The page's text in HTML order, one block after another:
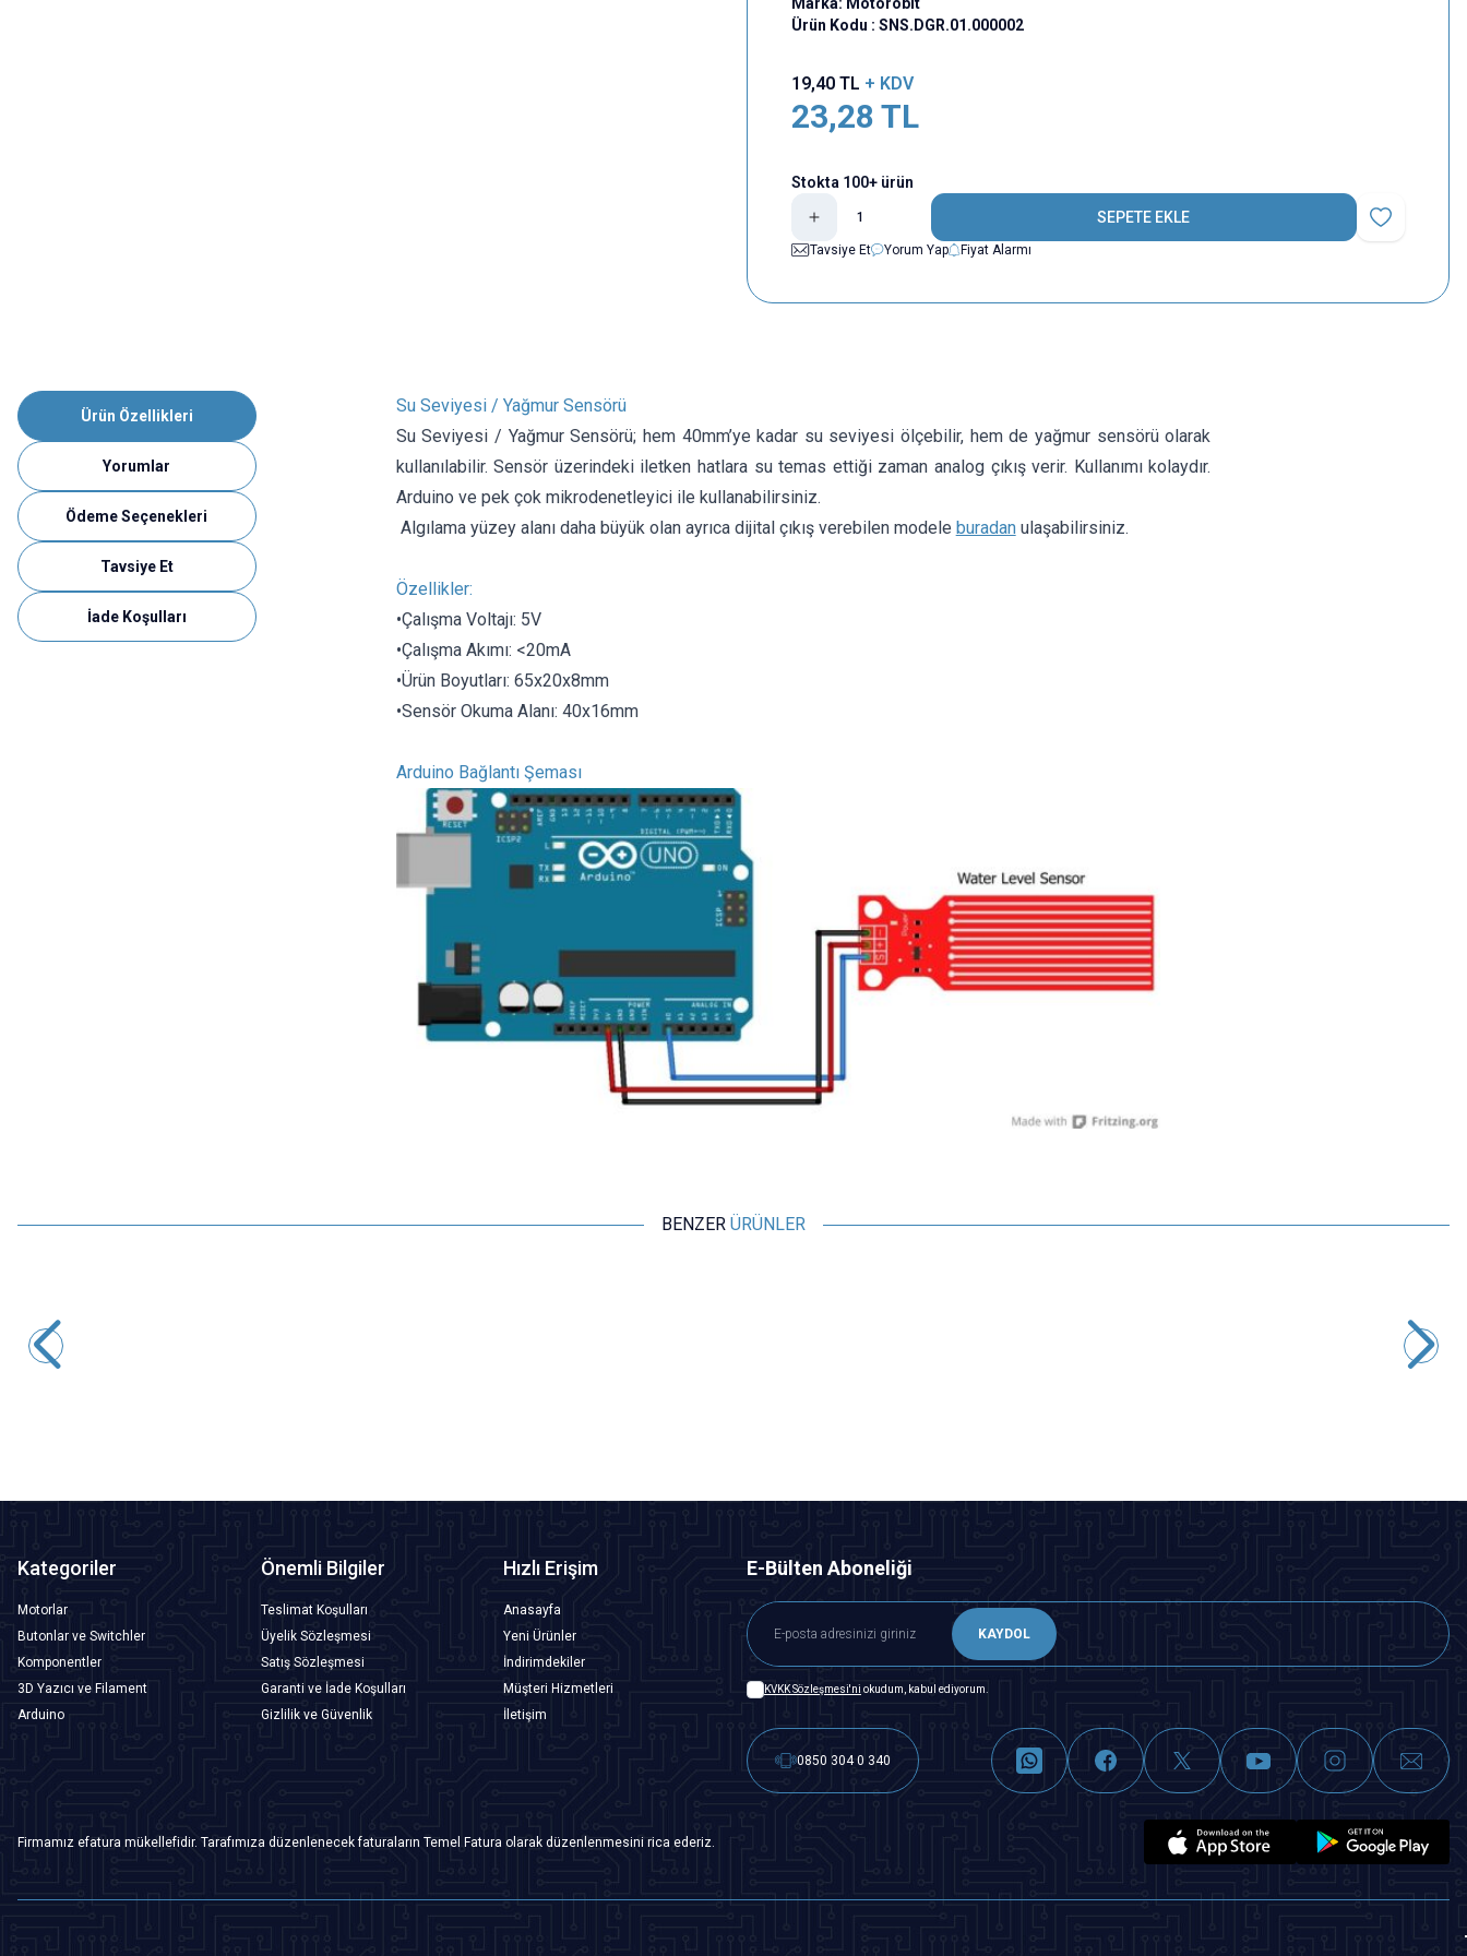
Ürün Kodu : SNS.DGR.01.000002
19,40TL + KDV
23,28 TL
Stokta 100+ ürün
SEPETE EKLE
Favoriye Ekle
Tavsiye Et
Yorum Yap Fiyat Alarmı
Ürün Özellikleri
Yorumlar
Ödeme Seçenekleri
Tavsiye Et
İade Koşulları
Su Seviyesi / Yağmur Sensörü
Su Seviyesi / Yağmur Sensörü; hem 40mm’ye kadar su seviyesi ölçebilir, hem de yağmur sensörü olarak
kullanılabilir. Sensör üzerindeki iletken hatlara su temas ettiği zaman analog çıkış verir. Kullanımı kolaydır.
Arduino ve pek çok mikrodenetleyici ile kullanabilirsiniz.
Algılama yüzey alanı daha büyük olan ayrıca dijital çıkış verebilen modele buradanulaşabilirsiniz.
Özellikler:
•Çalışma Voltajı: 5V
•Çalışma Akımı: <20mA
•Ürün Boyutları: 65x20x8mm
•Sensör Okuma Alanı: 40x16mm
Arduino Bağlantı Şeması
BENZER ÜRÜNLER
Kategoriler
Motorlar
Butonlar ve Switchler
Komponentler
3D Yazıcı ve Filament
Arduino
Önemli Bilgiler
Teslimat Koşulları
Üyelik Sözleşmesi
Satış Sözleşmesi
Garanti ve İade Koşulları
Gizlilik ve Güvenlik
Hızlı Erişim
Anasayfa
Yeni Ürünler
İndirimdekiler
Müşteri Hizmetleri
İletişim
E-Bülten Aboneliği
KAYDOL
KVKK Sözleşmesi'ni okudum, kabul ediyorum.
0850 304 0 340
Firmamız efatura mükellefidir. Tarafımıza düzenlenecek faturaların Temel Fatura olarak düzenlenmesini rica ederiz.